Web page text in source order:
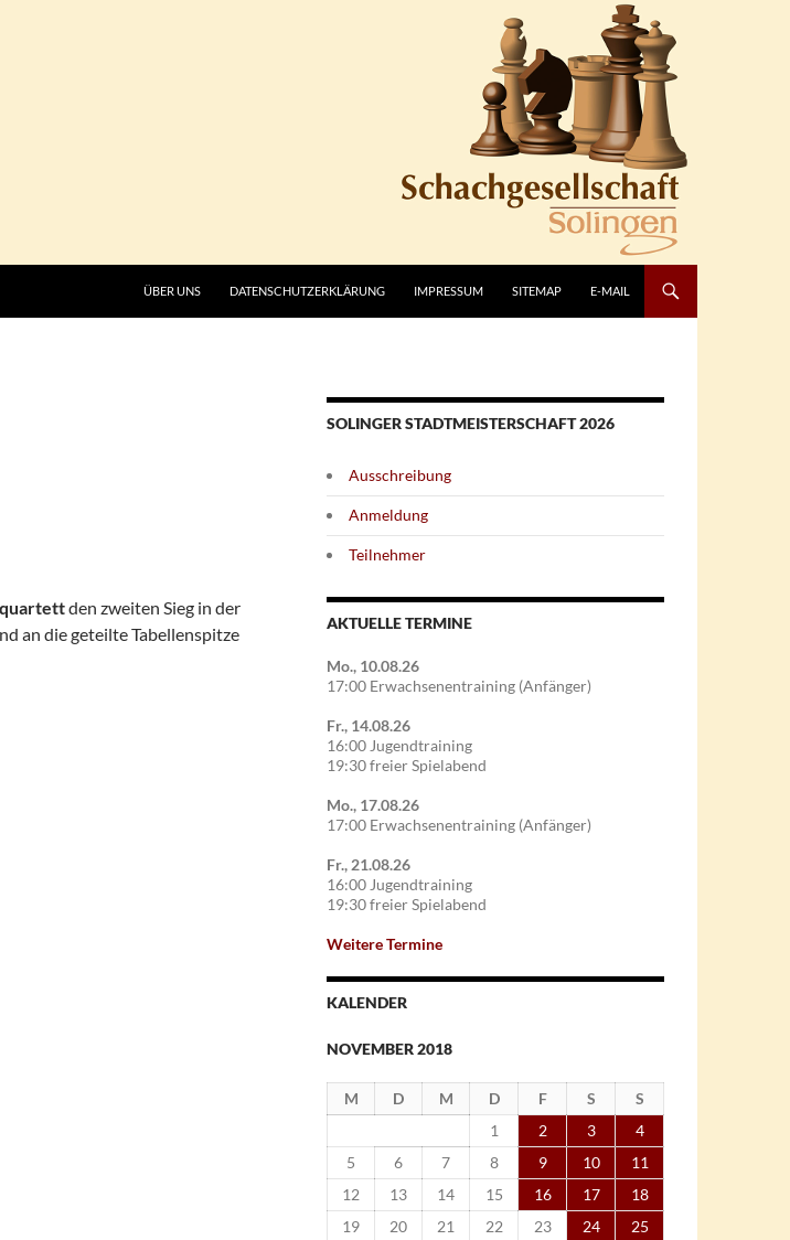
ÜBER UNS DATENSCHUTZERKLÄRUNG IMPRESSUM SITEMAP E-MAIL
den zweiten Sieg in der
an die geteilte Tabellenspitze
SOLINGER STADTMEISTERSCHAFT 2026
Ausschreibung
Anmeldung
Teilnehmer
AKTUELLE TERMINE
Mo., 10.08.26
17:00 Erwachsenentraining (Anfänger)
Fr., 14.08.26
16:00 Jugendtraining
19:30 freier Spielabend
Mo., 17.08.26
17:00 Erwachsenentraining (Anfänger)
Fr., 21.08.26
16:00 Jugendtraining
19:30 freier Spielabend
Weitere Termine
KALENDER
NOVEMBER 2018
M D M D F S
S
1
2 3
4
5
6 7 8 9 10
11
12
13 14 15 16 17
18
19
20 21 22 23 24
25